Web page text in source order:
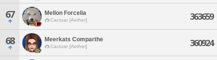
67 Mellon Forcelia
Cactuar [Aether] 363659
68 Meerkats Comparthe
Cactuar [Aether] 360924